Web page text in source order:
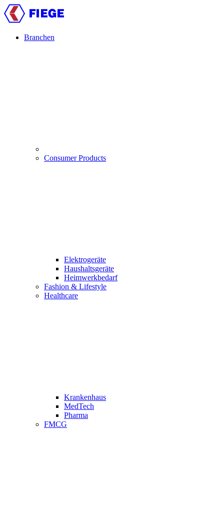
Direkt
zum
Branchen
Consumer Products
Elektrogeräte
Haushaltsgeräte
Heimwerkbedarf
Fashion & Lifestyle
Healthcare
Krankenhaus
MedTech
Pharma
FMCG